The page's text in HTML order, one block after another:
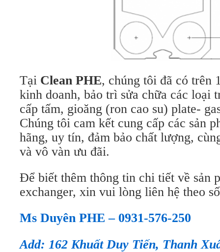
Tại Clean PHE, chúng tôi đã có trên
kinh doanh, bảo trì sửa chữa các loại
cấp tấm, gioăng (ron cao su) plate-
Chúng tôi cam kết cung cấp các sản
hãng, uy tín, đảm bảo chất lượng,
và vô vàn ưu đãi.
Để biết thêm thông tin chi tiết về sản
exchanger, xin vui lòng liên hệ theo
Ms Duyên PHE – 0931-576-250
Add: 162 Khuất Duy Tiến, Thanh